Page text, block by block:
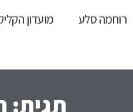
רוחמה סלע מועדון
תגית: